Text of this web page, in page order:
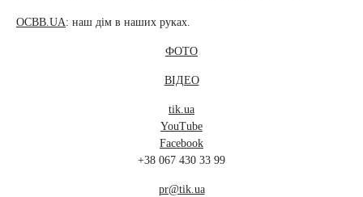
ОСBB.UA: наш дім в наших руках.
ФОТО
ВІДЕО
tik.ua
YouTube
Facebook
+38 067 430 33 99
pr@tik.ua